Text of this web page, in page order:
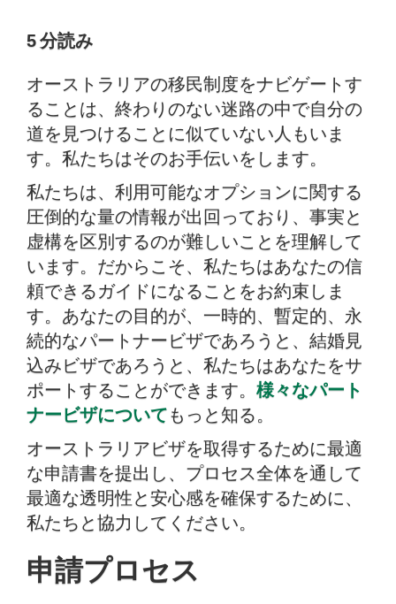
5分読み
オーストラリアの移民制度をナビゲートす
ることは、終わりのない迷路の中で自分の
道を見つけることに似ていない人もいま
す。私たちはそのお手伝いをします。
私たちは、利用可能なオプションに関する
圧倒的な量の情報が出回っており、事実と
虚構を区別するのが難しいことを理解して
います。だからこそ、私たちはあなたの信
頼できるガイドになることをお約束しま
す。あなたの目的が、一時的、暫定的、永
続的なパートナービザであろうと、結婚見
込みビザであろうと、私たちはあなたをサ
ポートすることができます。 様々なパート
ナービザについてもっと知る。
オーストラリアビザを取得するために最適
な申請書を提出し、プロセス全体を通して
最適な透明性と安心感を確保するために、
私たちと協力してください。
申請プロセス